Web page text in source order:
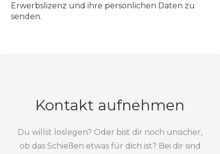
Erwerbslizenz und ihre persönlichen Daten zu
senden.
Kontakt aufnehmen
Du willst loslegen? Oder bist dir noch unsicher,
ob das Schießen etwas für dich ist? Bei dir sind